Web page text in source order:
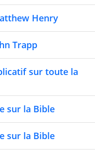
Henry
Trapp
sur toute la
sur la Bible
sur la Bible